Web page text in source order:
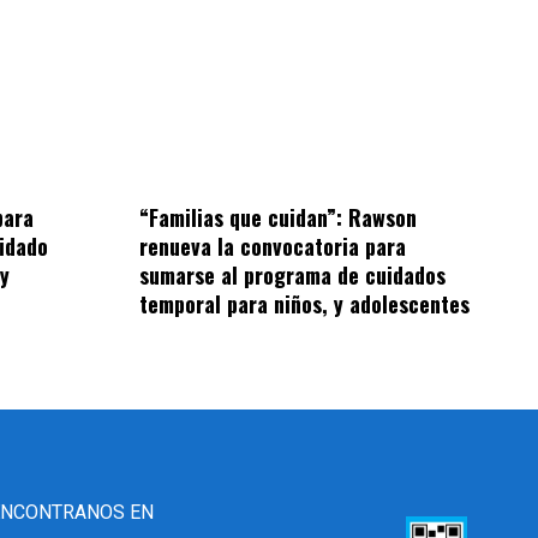
“Familias que cuidan”: Rawson
renueva la convocatoria para
sumarse al programa de cuidados
temporal para niños, y adolescentes
EN